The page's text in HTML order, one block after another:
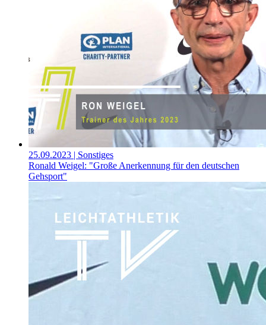
25.09.2023 | Sonstiges
Ronald Weigel: "Große Anerkennung für den deutschen
Gehsport"